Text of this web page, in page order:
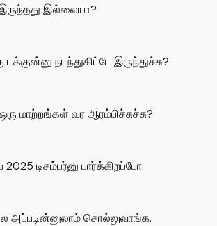
இல்லையா?
நடந்துகிட்டே இருந்துச்சு?
ஒரு மாற்றங்கள் வர ஆரம்பிச்சுச்சு?
டிசம்பர்னு பார்க்கிறப்போ.
அப்படின்னுலாம் சொல்லுவாங்க.